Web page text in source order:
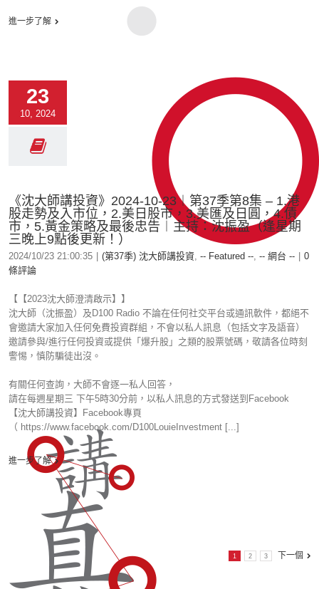
進一步了解
23
10, 2024
《沈大師講投資》2024-10-23︱第37季第8集 – 1.港
股走勢及入市位，2.美日股市，3.美匯及日圓，4.債
市，5.黃金策略及最後忠告︱主持：沈振盈（逢星期
三晚上9點後更新！）
2024/10/23 21:00:35 (第37季) 沈大師講投資, -- Featured --, -- 網台 --
0
條評論
【【2023沈大師澄清啟示】】
沈大師（沈振盈）及D100 Radio 不論在任何社交平台或通訊軟件，都絕不
會邀請大家加入任何免費投資群組，不會以私人訊息（包括文字及語音）
邀請參與/進行任何投資或提供「爆升股」之類的股票號碼，敬請各位時刻
警惕，慎防騙徒出沒。
有關任何查詢，大師不會逐一私人回答，
請在每週星期三 下午5時30分前，以私人訊息的方式發送到Facebook
【沈大師講投資】Facebook專頁
（ https://www.facebook.com/D100LouieInvestment [...]
進一步了解
1 2 3 下一個